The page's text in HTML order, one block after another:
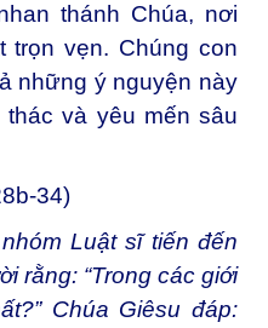
thánh Chúa, nơi
trọn vẹn. Chúng con
những ý nguyện này
và yêu mến sâu
34)
Luật sĩ tiến đến
rằng: “Trong các giới
Chúa Giêsu đáp: